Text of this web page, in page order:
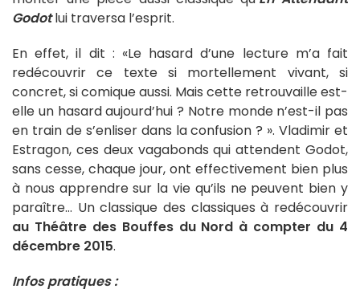
Godot lui traversa l’esprit.
En effet, il dit : «Le hasard d’une lecture m’a fait
redécouvrir ce texte si mortellement vivant, si
concret, si comique aussi. Mais cette retrouvaille est-
elle un hasard aujourd’hui ? Notre monde n’est-il pas
en train de s’enliser dans la confusion ? ». Vladimir et
Estragon, ces deux vagabonds qui attendent Godot,
sans cesse, chaque jour, ont effectivement bien plus
à nous apprendre sur la vie qu’ils ne peuvent bien y
paraître… Un classique des classiques à redécouvrir
au Théâtre des Bouffes du Nord à compter du 4
décembre 2015.
Infos pratiques :